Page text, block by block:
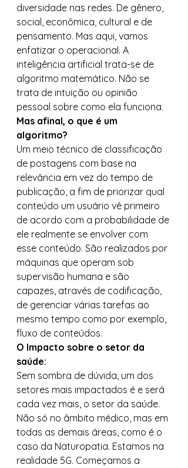
diversidade nas redes. De gênero,
social, econômica, cultural e de
pensamento. Mas aqui, vamos
enfatizar o operacional. A
inteligência artificial trata-se de
algoritmo matemático. Não se
trata de intuição ou opinião
pessoal sobre como ela funciona.
Mas afinal, o que é um
algoritmo?
Um meio técnico de classificação
de postagens com base na
relevância em vez do tempo de
publicação, a fim de priorizar qual
conteúdo um usuário vê primeiro
de acordo com a probabilidade de
ele realmente se envolver com
esse conteúdo. São realizados por
máquinas que operam sob
supervisão humana e são
capazes, através de codificação,
de gerenciar várias tarefas ao
mesmo tempo como por exemplo,
fluxo de conteúdos.
O Impacto sobre o setor da
saúde:
Sem sombra de dúvida, um dos
setores mais impactados é e será
cada vez mais, o setor da saúde.
Não só no âmbito médico, mas em
todas as demais áreas, como é o
caso da Naturopatia. Estamos na
realidade 5G. Começamos a